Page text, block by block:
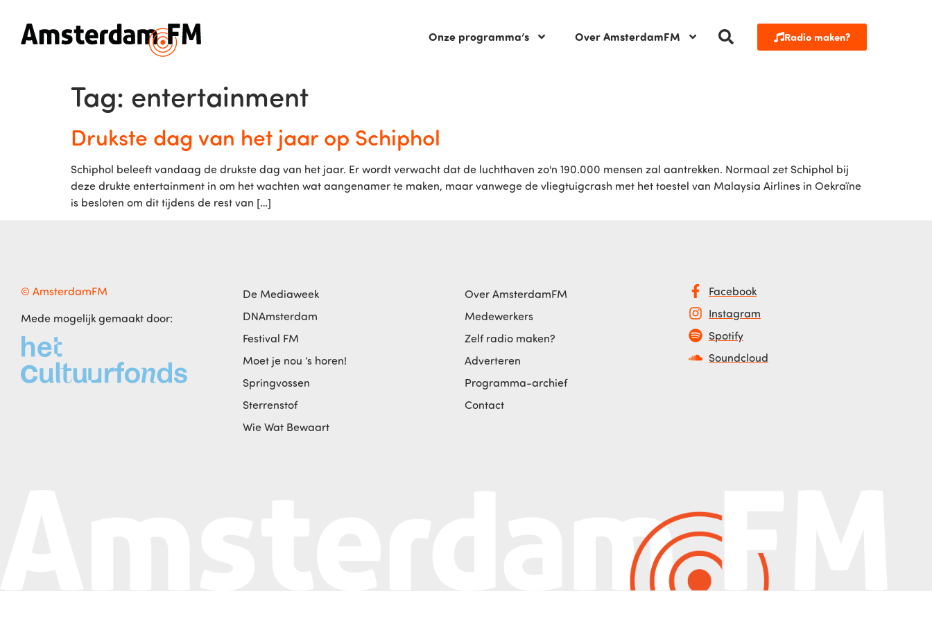
Onze programma’s Over AmsterdamFM Radio maken?
Tag: entertainment
Drukste dag van het jaar op Schiphol
Schiphol beleeft vandaag de drukste dag van het jaar. Er wordt verwacht dat de luchthaven zo'n 190.000 mensen zal aantrekken. Normaal zet Schiphol bij
deze drukte entertainment in om het wachten wat aangenamer te maken, maar vanwege de vliegtuigcrash met het toestel van Malaysia Airlines in Oekraïne
is besloten om dit tijdens de rest van […]
© AmsterdamFM
Mede mogelijk gemaakt door:
De Mediaweek
DNAmsterdam
Festival FM
Moet je nou ‘s horen!
Springvossen
Sterrenstof
Wie Wat Bewaart
Over AmsterdamFM
Medewerkers
Zelf radio maken?
Adverteren
Programma-archief
Contact
Facebook
Instagram
Spotify
Soundcloud